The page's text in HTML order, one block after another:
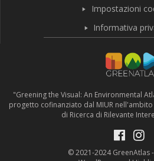
Impostazioni
Informativa
"Greening the Visual: An Environmental
progetto cofinanziato dal MIUR
di Ricerca di Rilevante
© 2021-2024 GreenAtlas